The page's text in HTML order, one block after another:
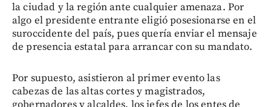
la ciudad y la región ante cualquier amenaza. Por
algo el presidente entrante eligió posesionarse en el
suroccidente del país, pues quería enviar el mensaje
de presencia estatal para arrancar con su mandato.
Por supuesto, asistieron al primer evento las
cabezas de las altas cortes y magistrados,